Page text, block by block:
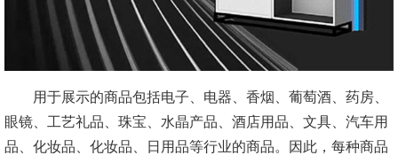
用于展示的商品包括电子、电器、香烟、葡萄酒、药房、
眼镜、工艺礼品、珠宝、水晶产品、酒店用品、文具、汽车用
品、化妆品、化妆品、日用品等行业的商品。因此，每种商品